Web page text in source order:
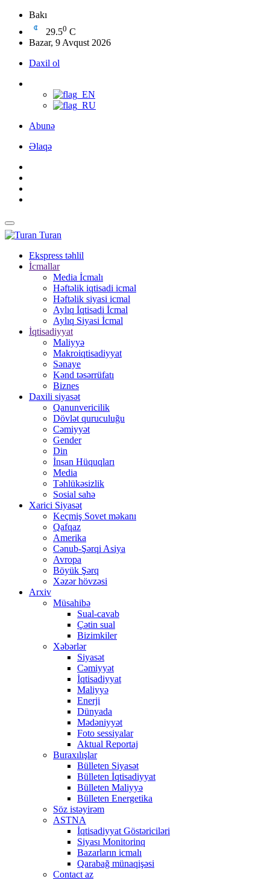
Bakı
29.50 C
Bazar, 9 Avqust 2026
Daxil ol
Abunə
Əlaqə
Turan
Ekspress təhlil
İcmallar
Media İcmalı
Həftəlik iqtisadi icmal
Həftəlik siyasi icmal
Aylıq İqtisadi İcmal
Aylıq Siyasi İcmal
İqtisadiyyat
Maliyyə
Makroiqtisadiyyat
Sənaye
Kənd təsərrüfatı
Biznes
Daxili siyasət
Qanunvericilik
Dövlət quruculuğu
Cəmiyyət
Gender
Din
İnsan Hüquqları
Media
Təhlükəsizlik
Sosial sahə
Xarici Siyasət
Keçmiş Sovet məkanı
Qafqaz
Amerika
Cənub-Şərqi Asiya
Avropa
Böyük Şərq
Xəzər hövzəsi
Arxiv
Müsahibə
Sual-cavab
Çətin sual
Bizimkiler
Xəbərlər
Siyasət
Cəmiyyət
İqtisadiyyat
Maliyyə
Enerji
Dünyada
Mədəniyyət
Foto sessiyalar
Aktual Reportaj
Buraxılışlar
Bülleten Siyasət
Bülleten İqtisadiyyat
Bülleten Maliyyə
Bülleten Energetika
Söz istəyirəm
ASTNA
İqtisadiyyat Göstəriciləri
Siyası Monitorinq
Bazarların icmalı
Qarabağ münaqişəsi
Contact az